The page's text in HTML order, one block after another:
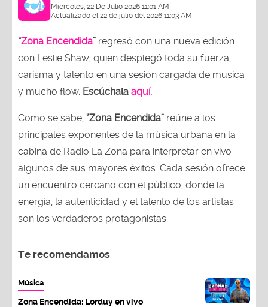
Miércoles, 22 De Julio 2026 11:01 AM
Actualizado el 22 de julio del 2026 11:03 AM
“Zona Encendida” regresó con una nueva edición
con Leslie Shaw, quien desplegó toda su fuerza,
carisma y talento en una sesión cargada de música
y mucho flow. Escúchala aquí.
Como se sabe, “Zona Encendida” reúne a los
principales exponentes de la música urbana en la
cabina de Radio La Zona para interpretar en vivo
algunos de sus mayores éxitos. Cada sesión ofrece
un encuentro cercano con el público, donde la
energía, la autenticidad y el talento de los artistas
son los verdaderos protagonistas.
Te recomendamos
Música
Zona Encendida: Lorduy en vivo